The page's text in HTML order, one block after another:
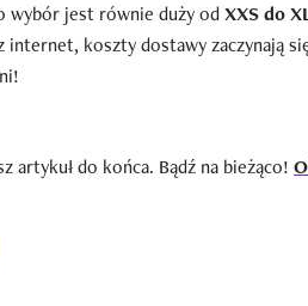
wybór jest równie duży odXXS do
internet, koszty dostawy zaczynają
artykuł do końca. Bądź na bieżąco!